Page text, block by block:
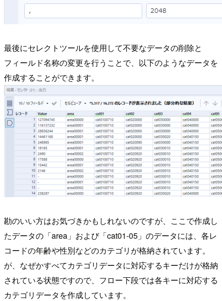
最後にセレクトツールを使用して不要なデータの削除と
フィールド名称の変更を行うことで、以下のようなデータを
作成することができます。
勘のいい方はお気づきかもしれないのですが、ここで作成し
たデータの「area」および「cat01-05」のデータには、各レ
コードの年齢や性別などのカテゴリが格納されています。
が、なぜかすべてカテゴリデータに対応するキーだけが格納
されている状態ですので、フロー下段では各キーに対応する
カテゴリデータを作成しています。